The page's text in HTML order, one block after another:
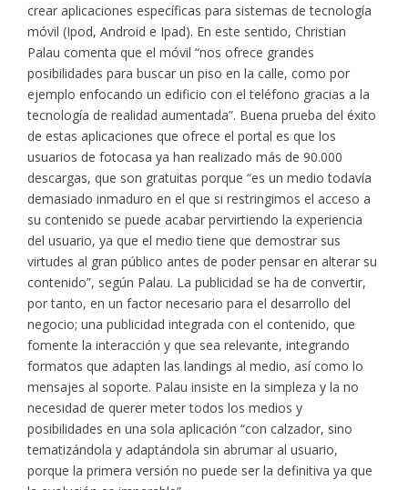
crear aplicaciones específicas para sistemas de tecnología
móvil (Ipod, Android e Ipad). En este sentido, Christian
Palau comenta que el móvil “nos ofrece grandes
posibilidades para buscar un piso en la calle, como por
ejemplo enfocando un edificio con el teléfono gracias a la
tecnología de realidad aumentada”. Buena prueba del éxito
de estas aplicaciones que ofrece el portal es que los
usuarios de fotocasa ya han realizado más de 90.000
descargas, que son gratuitas porque “es un medio todavía
demasiado inmaduro en el que si restringimos el acceso a
su contenido se puede acabar pervirtiendo la experiencia
del usuario, ya que el medio tiene que demostrar sus
virtudes al gran público antes de poder pensar en alterar su
contenido”, según Palau. La publicidad se ha de convertir,
por tanto, en un factor necesario para el desarrollo del
negocio; una publicidad integrada con el contenido, que
fomente la interacción y que sea relevante, integrando
formatos que adapten las landings al medio, así como lo
mensajes al soporte. Palau insiste en la simpleza y la no
necesidad de querer meter todos los medios y
posibilidades en una sola aplicación “con calzador, sino
tematizándola y adaptándola sin abrumar al usuario,
porque la primera versión no puede ser la definitiva ya que